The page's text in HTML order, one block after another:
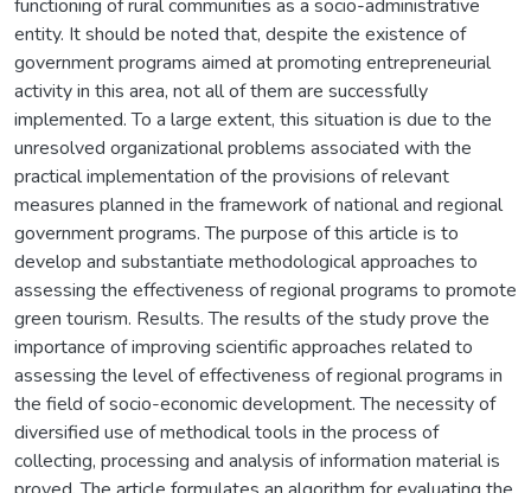
functioning of rural communities as a socio-administrative
entity. It should be noted that, despite the existence of
government programs aimed at promoting entrepreneurial
activity in this area, not all of them are successfully
implemented. To a large extent, this situation is due to the
unresolved organizational problems associated with the
practical implementation of the provisions of relevant
measures planned in the framework of national and regional
government programs. The purpose of this article is to
develop and substantiate methodological approaches to
assessing the effectiveness of regional programs to promote
green tourism. Results. The results of the study prove the
importance of improving scientific approaches related to
assessing the level of effectiveness of regional programs in
the field of socio-economic development. The necessity of
diversified use of methodical tools in the process of
collecting, processing and analysis of information material is